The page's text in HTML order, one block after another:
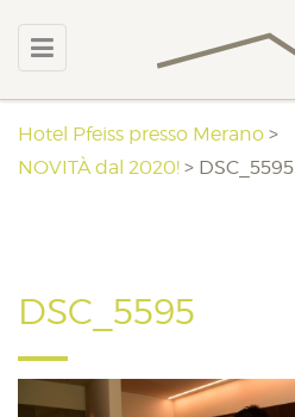
Hotel Pfeiss presso Merano >
NOVITÀ dal 2020! > DSC_5595
DSC_5595